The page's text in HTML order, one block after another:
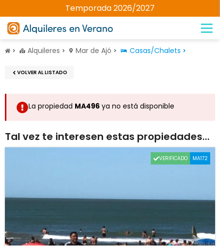
Temporada 2026/2027
Alquileres Mar de Ajó Casas/Chalets
VOLVER AL LISTADO
La propiedad MA496 ya no está disponible
Tal vez te interesen estas propiedades...
VERIFICADO MA172